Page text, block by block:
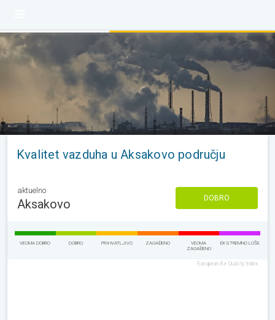
Kvalitet vazduha u Aksakovo području
aktuelno
Aksakovo DOBRO
VEOMA DOBRO DOBRO PRIHVATLJIVO ZAGAĐENO
VEOMA
ZAGAĐENO
EKSTREMNO LOŠE
European Air Quality Index